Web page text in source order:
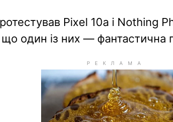
Pixel 10a і Nothing
що один із них — фантастична